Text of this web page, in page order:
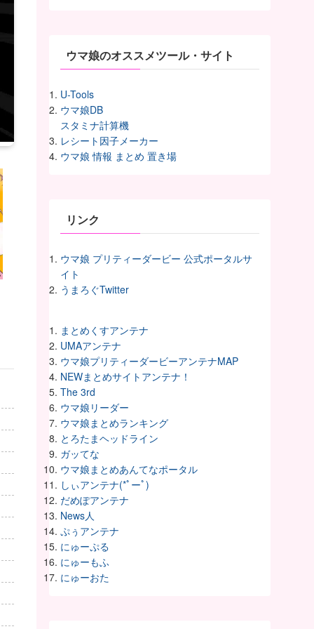
ウマ娘のオススメツール・サイト
U-Tools
ウマ娘DB
スタミナ計算機
レシート因子メーカー
ウマ娘 情報 まとめ 置き場
リンク
ウマ娘 プリティーダービー 公式ポータルサ
イト
うまろぐTwitter
まとめくすアンテナ
UMAアンテナ
ウマ娘プリティーダービーアンテナMAP
NEWまとめサイトアンテナ！
The 3rd
ウマ娘リーダー
ウマ娘まとめランキング
とろたまヘッドライン
ガッてな
ウマ娘まとめあんてなポータル
しぃアンテナ(*ﾟーﾟ)
だめぽアンテナ
News人
ぷぅアンテナ
にゅーぷる
にゅーもふ
にゅーおた